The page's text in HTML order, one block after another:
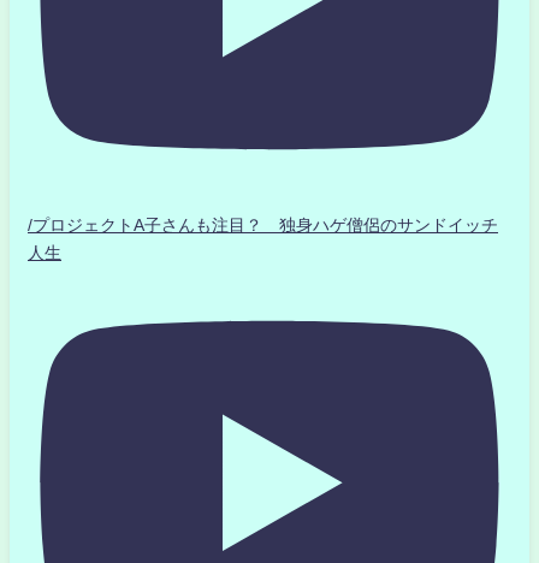
/プロジェクトA子さんも注目？ 独身ハゲ僧侶のサンドイッチ
人生